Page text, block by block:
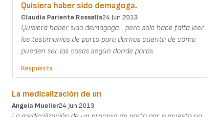
Quisiera haber sido demagoga.
Claudia Pariente Rossells24 Jun 2013
Quisiera haber sido demagoga... pero solo hace falta leer
los testimonios de parto para darnos cuenta de cómo
pueden ser las cosas según donde paras.
Respuesta
La medicalización de un
Angela Mueller24 Jun 2013